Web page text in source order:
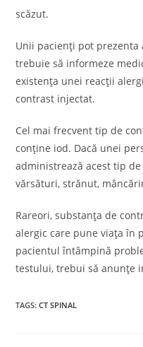
scăzut.
Unii pacienți pot
trebuie să informeze
existența unei reacții
contrast injectat.
Cel mai frecvent tip de
conține iod. Dacă unei
administrează acest tip
vărsături, strănut,
Rareori, substanța de
alergic care pune viața în
pacientul întâmpină
testului, trebui să anunțe
TAGS:CT SPINAL